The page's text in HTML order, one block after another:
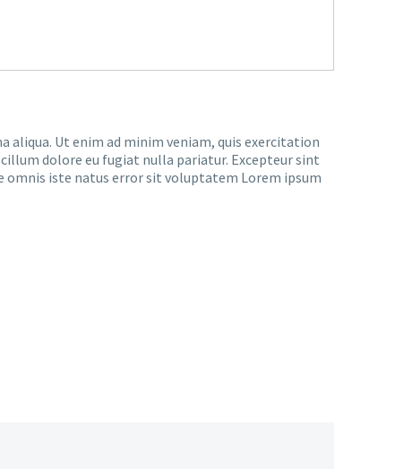
Ut enim ad minim veniam, quis exercitation
dolore eu fugiat nulla pariatur. Excepteur sint
omnis iste natus error sit voluptatem Lorem ipsum